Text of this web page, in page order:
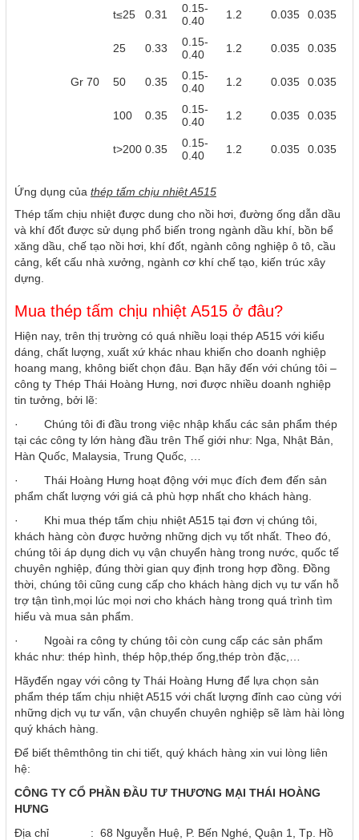
Gr 70
t≤25 0.31
0.15-
0.40
1.2 0.035 0.035
25 0.33
0.15-
0.40
1.2 0.035 0.035
50 0.35
0.15-
0.40
1.2 0.035 0.035
100 0.35
0.15-
0.40
1.2 0.035 0.035
t>200 0.35
0.15-
0.40
1.2 0.035 0.035
Ứng dụng của thép tấm chịu nhiệt A515
Thép tấm chịu nhiệt được dung cho nồi hơi, đường ống dẫn dầu
và khí đốt được sử dụng phổ biến trong ngành dầu khí, bồn bể
xăng dầu, chế tạo nồi hơi, khí đốt, ngành công nghiệp ô tô, cầu
cảng, kết cấu nhà xưởng, ngành cơ khí chế tạo, kiến trúc xây
dựng.
Mua thép tấm chịu nhiệt A515 ở đâu?
Hiện nay, trên thị trường có quá nhiều loại thép A515 với kiểu
dáng, chất lượng, xuất xứ khác nhau khiến cho doanh nghiệp
hoang mang, không biết chọn đâu. Bạn hãy đến với chúng tôi –
công ty Thép Thái Hoàng Hưng, nơi được nhiều doanh nghiệp
tin tưởng, bởi lẽ:
· Chúng tôi đi đầu trong việc nhập khẩu các sản phẩm thép
tại các công ty lớn hàng đầu trên Thế giới như: Nga, Nhật Bản,
Hàn Quốc, Malaysia, Trung Quốc, …
· Thái Hoàng Hưng hoạt động với mục đích đem đến sản
phẩm chất lượng với giá cả phù hợp nhất cho khách hàng.
· Khi mua thép tấm chịu nhiệt A515 tại đơn vị chúng tôi,
khách hàng còn được hưởng những dịch vụ tốt nhất. Theo đó,
chúng tôi áp dụng dich vụ vận chuyển hàng trong nước, quốc tế
chuyên nghiệp, đúng thời gian quy định trong hợp đồng. Đồng
thời, chúng tôi cũng cung cấp cho khách hàng dịch vụ tư vấn hỗ
trợ tận tình,mọi lúc mọi nơi cho khách hàng trong quá trình tìm
hiểu và mua sản phẩm.
· Ngoài ra công ty chúng tôi còn cung cấp các sản phẩm
khác như: thép hình, thép hộp,thép ống,thép tròn đặc,…
Hãyđến ngay với công ty Thái Hoàng Hưng để lựa chọn sản
phẩm thép tấm chịu nhiệt A515 với chất lượng đỉnh cao cùng với
những dịch vụ tư vấn, vận chuyển chuyên nghiệp sẽ làm hài lòng
quý khách hàng.
Để biết thêmthông tin chi tiết, quý khách hàng xin vui lòng liên
hệ:
CÔNG TY CỔ PHẦN ĐẦU TƯ THƯƠNG MẠI THÁI HOÀNG
HƯNG
Địa chỉ : 68 Nguyễn Huệ, P. Bến Nghé, Quận 1, Tp. Hồ